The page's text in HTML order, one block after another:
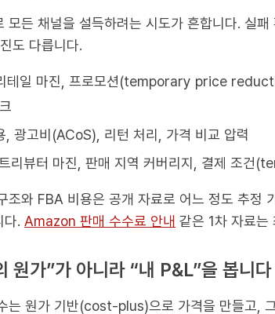
모든 채널을 설득하려는 시도가 흔합니다. 실
도 다릅니다.
리테일 마진, 프로모션(temporary price
, 광고비(ACoS), 리턴 처리, 가격 비교 압력
리뷰터 마진, 판매 지역 커버리지, 결제 조건
조와 FBA 비용은 공개 자료로 어느 정도 추정
다. Amazon 판매 수수료 안내 같은 1차 자료는
원가”가 아니라 “내 P&L”을 봅니다
는 원가 기반(cost-plus)으로 가격을 만들고,